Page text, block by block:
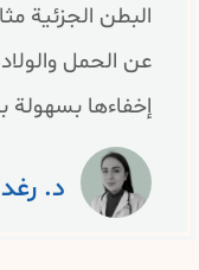
البطن الجزئية
عن الحمل
إخفاءها بسهولة
د.